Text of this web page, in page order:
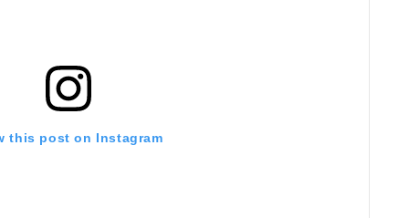
this post on Instagram